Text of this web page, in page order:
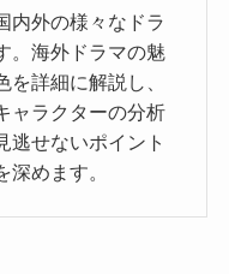
内外の様々なドラ
。海外ドラマの魅
詳細に解説し、
ャラクターの分析
逃せないポイント
めます。